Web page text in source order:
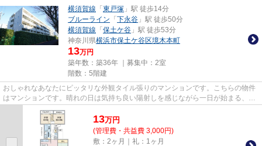
横須賀線 「 東戸塚 」駅 徒歩14分
ブルーライン 「 下永谷 」駅 徒歩50分
横須賀線 「 保土ケ谷 」駅 徒歩53分
神奈川県横浜市保土ケ谷区境木本町
13万円
築年数：築36年 ｜募集中： 2室
階数：5階建
おしゃれなあなたにピッタリな外観タイル張りのマンションです。こちらの物件
はマンションです。晴れの日は気持ち良い陽射しを感じながら一日が始まる、魅
13万円
(管理費・共益費 3,000円)
敷：2ヶ月｜礼：1ヶ月